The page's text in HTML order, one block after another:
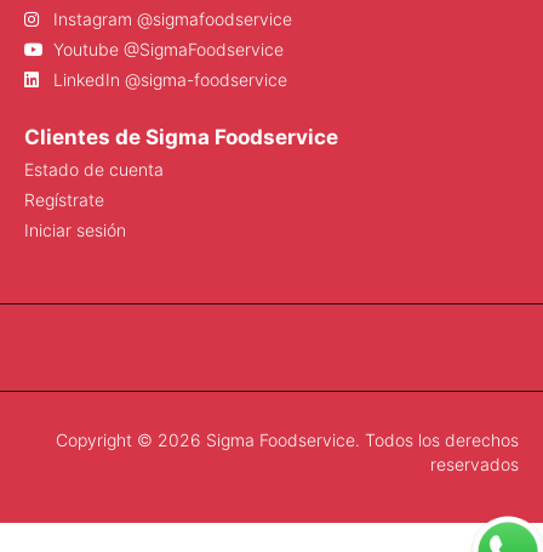
Instagram @sigmafoodservice
Youtube @SigmaFoodservice
LinkedIn @sigma-foodservice
Clientes de Sigma Foodservice
Estado de cuenta
Regístrate
Iniciar sesión
Copyright © 2026 Sigma Foodservice. Todos los derechos
reservados